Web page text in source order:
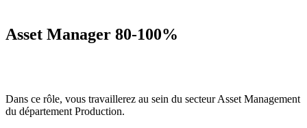
Asset Manager 80-100%
Dans ce rôle, vous travaillerez au sein du secteur Asset Management
du département Production.